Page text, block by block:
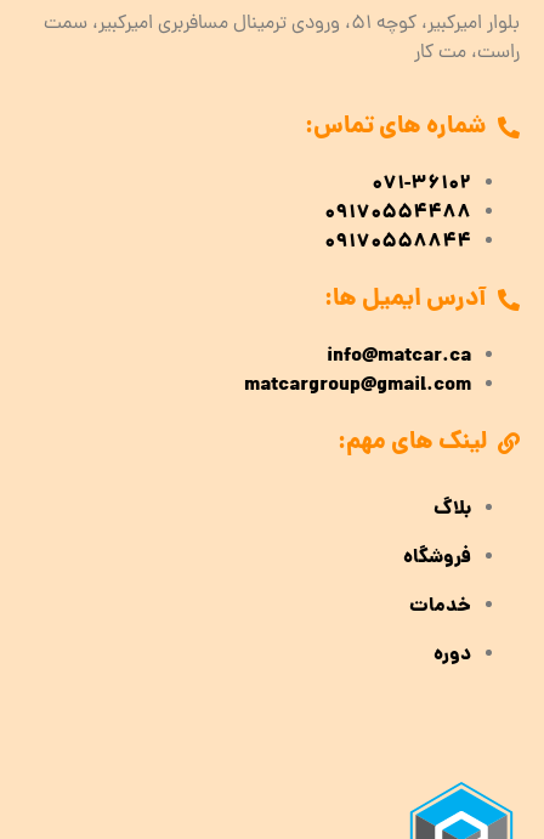
بلوار امیرکبیر، کوچه 51، ورودی ترمینال مسافربری امیرکبیر، سمت
راست، مت کار
شماره های تماس:
071-36102
09170554488
09170558844
آدرس ایمیل ها:
info@matcar.ca
matcargroup@gmail.com
لینک های مهم:
بلاگ
فروشگاه
خدمات
دوره